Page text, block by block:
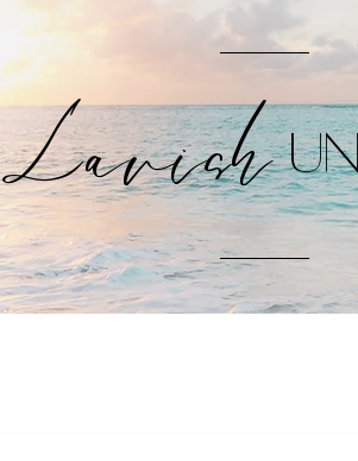
Lavish